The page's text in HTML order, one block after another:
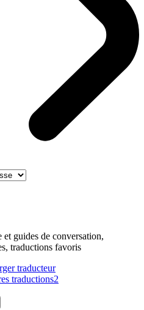
guides de conversation,
traductions favoris
traductions2